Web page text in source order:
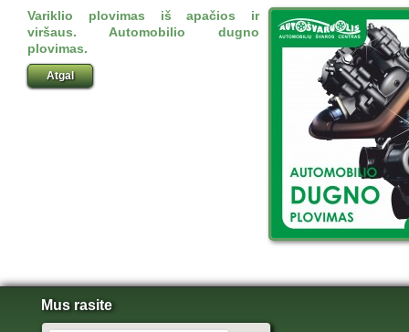
Variklio plovimas iš apačios ir
viršaus. Automobilio dugno
plovimas.
Atgal
Mus rasite